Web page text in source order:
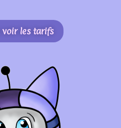
voir les tarifs